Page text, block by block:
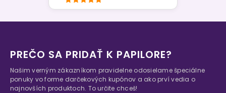
PREČO SA PRIDAŤ K PAPILORE?
Našim verným zákazníkom pravidelne odosielame špeciálne
ponuky vo forme darčekových kupónov a ako prví vedia o
najnovších produktoch. To určite chceš!